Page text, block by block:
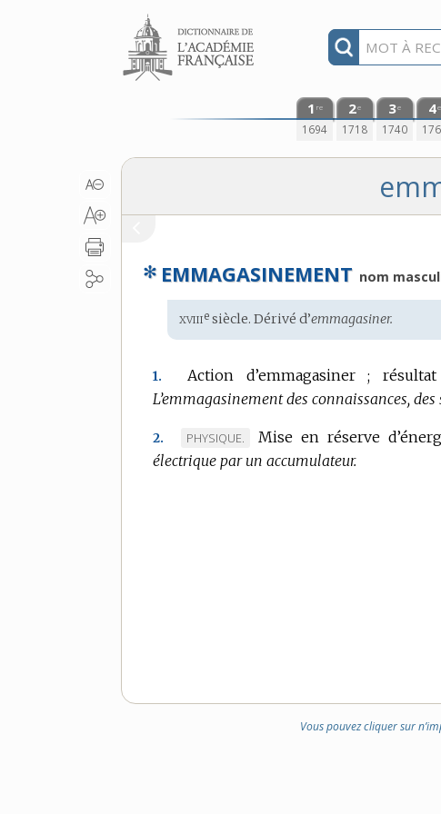
Aller au contenu
1 re
1694
2e
1718
3e
1740
4e
✻ EMMAGASINEMENT nom
Étymologie
:
xviiie siècle. Dérivé d’emmagasiner.
1. Action d’emmagasiner ;
L’emmagasinement des connaissances,
2.
MARQUE
DE
PHYSIQUE. Mise en réserve
électrique par un accumulateur.
Vous pouvez cliquer sur